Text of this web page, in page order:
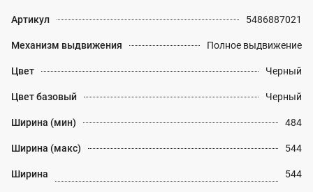
Артикул 5486887021
Механизм выдвижения Полное выдвижение
Цвет Черный
Цвет базовый Черный
Ширина (мин) 484
Ширина (макс) 544
Ширина 544